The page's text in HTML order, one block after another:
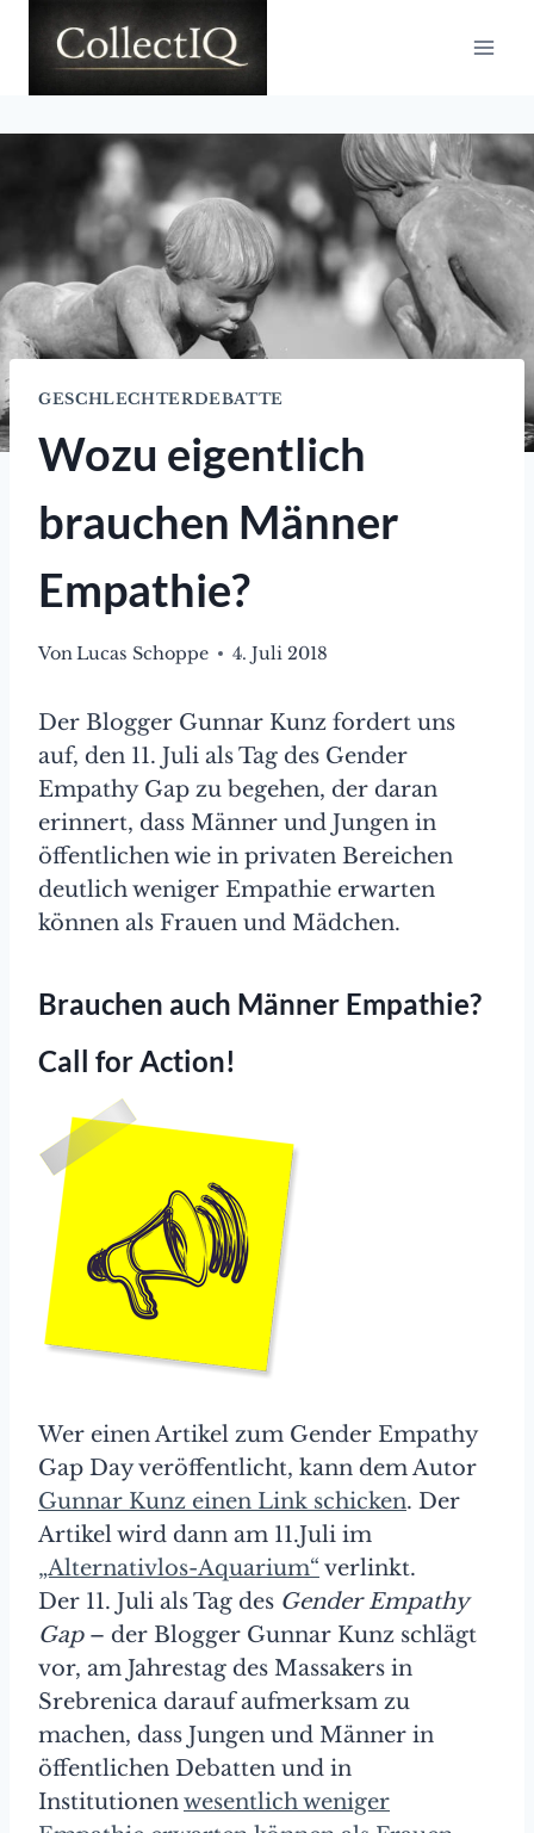
Inhalt
GESCHLECHTERDEBATTE
Wozu eigentlich
brauchen Männer
Empathie?
VonLucas Schoppe 4. Juli 2018
Der Blogger Gunnar Kunz fordert uns
auf, den 11. Juli als Tag des Gender
Empathy Gap zu begehen, der daran
erinnert, dass Männer und Jungen in
öffentlichen wie in privaten Bereichen
deutlich weniger Empathie erwarten
können als Frauen und Mädchen.
Brauchen auch Männer Empathie?
Call for Action!
Wer einen Artikel zum Gender Empathy
Gap Day veröffentlicht, kann dem Autor
Gunnar Kunz einen Link schicken. Der
Artikel wird dann am 11.Juli im
„Alternativlos-Aquarium“ verlinkt.
Der 11. Juli als Tag des Gender Empathy
Gap– der Blogger Gunnar Kunz schlägt
vor, am Jahrestag des Massakers in
Srebrenica darauf aufmerksam zu
machen, dass Jungen und Männer in
öffentlichen Debatten und in
Institutionenwesentlich weniger